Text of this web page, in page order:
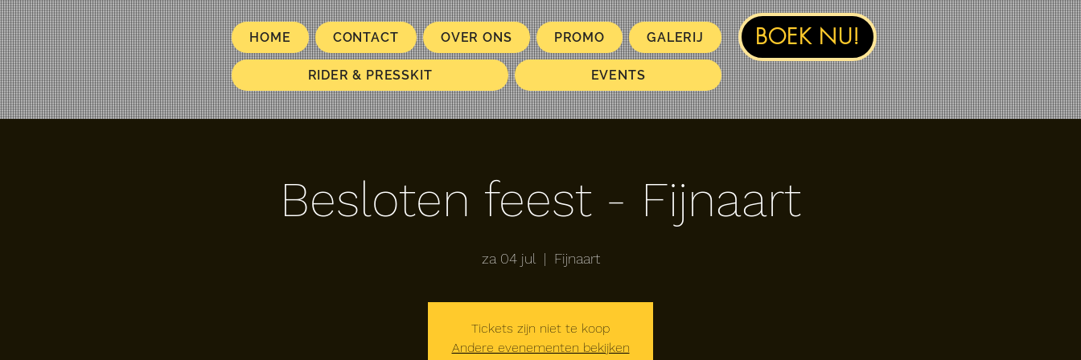
HOME CONTACT OVER ONS PROMO GALERIJ
RIDER & PRESSKIT EVENTS
BOEK NU!
Besloten feest - Fijnaart
za 04 jul
  |
Fijnaart
Tickets zijn niet te koop
Andere evenementen bekijken